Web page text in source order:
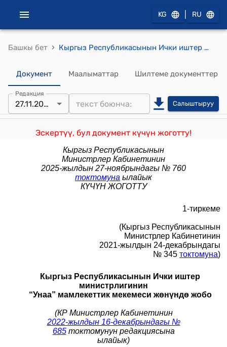
KG RU
Башкы бет › Кыргыз Республикасынын Ички иштер министрлигинин “Унаа” мамлекеттик мекемеси жөнүндө жобо (Кыргыз Республикасынын Министрлер Кабинетинин 2021-жылдын 24-декабрындагы № 345 токтомуна)
Документ Маалыматтар Шилтеме документтер
Редакция
27.11.2025 Салыштыруу
Эскертүү, бул документ күчүн жоготту!